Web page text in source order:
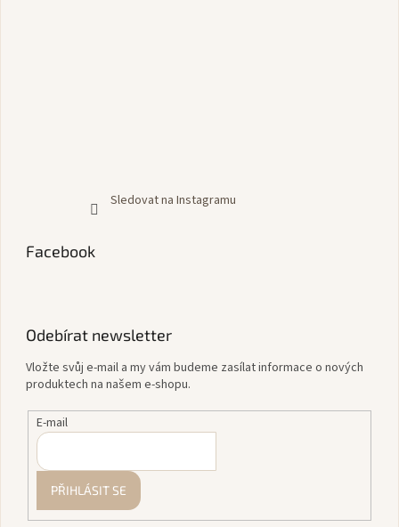
Sledovat na Instagramu
Facebook
Odebírat newsletter
Vložte svůj e-mail a my vám budeme zasílat informace o nových
produktech na našem e-shopu.
E-mail
PŘIHLÁSIT SE